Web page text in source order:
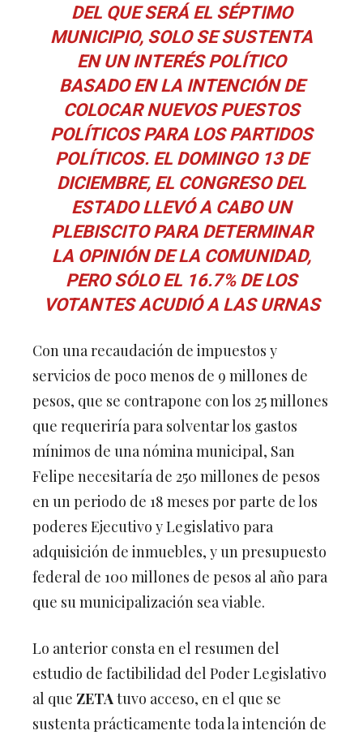
DEL QUE SERÁ EL SÉPTIMO
MUNICIPIO, SOLO SE SUSTENTA
EN UN INTERÉS POLÍTICO
BASADO EN LA INTENCIÓN DE
COLOCAR NUEVOS PUESTOS
POLÍTICOS PARA LOS PARTIDOS
POLÍTICOS. EL DOMINGO 13 DE
DICIEMBRE, EL CONGRESO DEL
ESTADO LLEVÓ A CABO UN
PLEBISCITO PARA DETERMINAR
LA OPINIÓN DE LA COMUNIDAD,
PERO SÓLO EL 16.7% DE LOS
VOTANTES ACUDIÓ A LAS URNAS
Con una recaudación de impuestos y
servicios de poco menos de 9 millones de
pesos, que se contrapone con los 25 millones
que requeriría para solventar los gastos
mínimos de una nómina municipal, San
Felipe necesitaría de 250 millones de pesos
en un periodo de 18 meses por parte de los
poderes Ejecutivo y Legislativo para
adquisición de inmuebles, y un presupuesto
federal de 100 millones de pesos al año para
que su municipalización sea viable.
Lo anterior consta en el resumen del
estudio de factibilidad del Poder Legislativo
al que ZETAtuvo acceso, en el que se
sustenta prácticamente toda la intención de